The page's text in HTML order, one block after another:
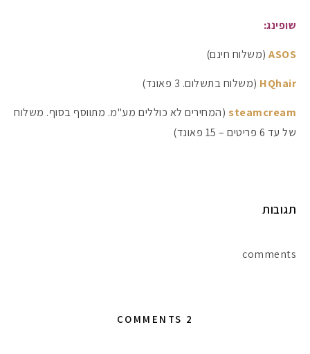
שופינג:
ASOS (משלוח חינם)
HQhair (משלוח בתשלום. 3 פאונד)
steamcream (המחירים לא כוללים מע"מ. מתווסף בסוף. משלוח
של עד 6 פריטים – 15 פאונד)
תגובות
comments
2 COMMENTS